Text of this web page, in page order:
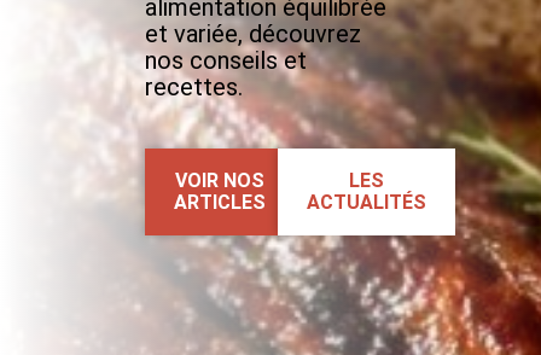
alimentation équilibrée
et variée, découvrez
nos conseils et
recettes.
VOIR NOS
ARTICLES
LES
ACTUALITÉS